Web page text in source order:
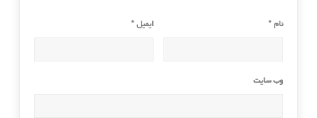
نام * ایمیل*
وب‌ سایت